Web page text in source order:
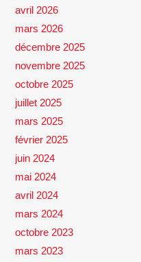
avril 2026
mars 2026
décembre 2025
novembre 2025
octobre 2025
juillet 2025
mars 2025
février 2025
juin 2024
mai 2024
avril 2024
mars 2024
octobre 2023
mars 2023